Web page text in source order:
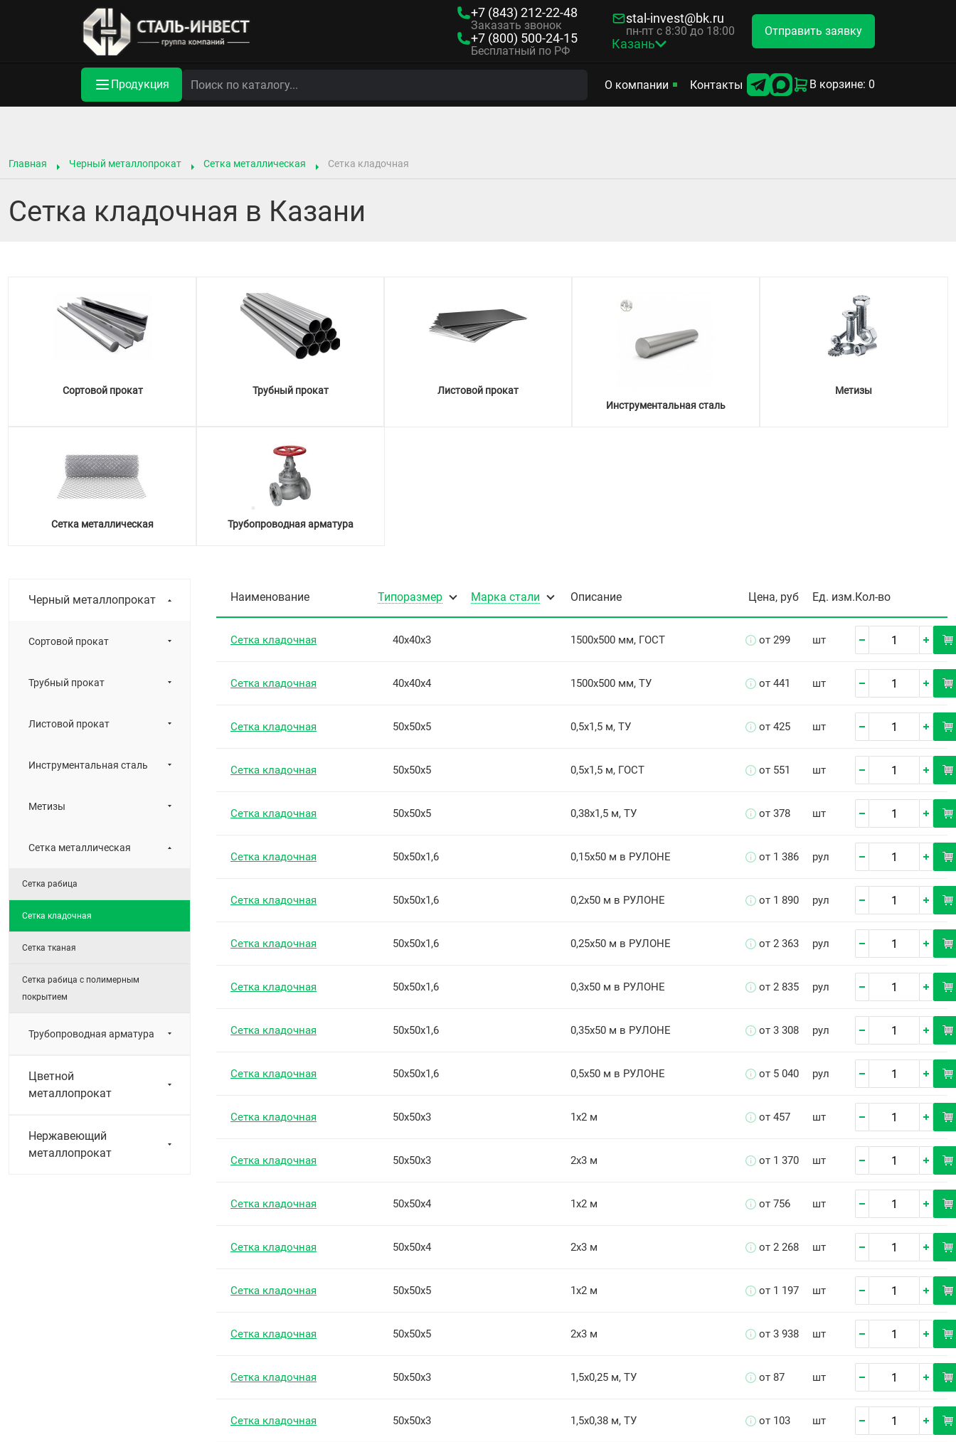
+7 (843) 212-22-48
Заказать звонок
+7 (800) 500-24-15
Бесплатный по РФ
stal-invest@bk.ru
пн-пт с 8:30 до 18:00
Казань
Отправить заявку
Продукция О компании Контакты В корзине: 0
Главная Черный металлопрокат Сетка металлическая Сетка кладочная
Сетка кладочная в Казани
Сортовой прокат Трубный прокат
Листовой прокат
Инструментальная сталь
Метизы
Сетка металлическая Трубопроводная арматура
Черный металлопрокат
Сортовой прокат
Трубный прокат
Листовой прокат
Инструментальная сталь
Метизы
Сетка металлическая
Сетка рабица
Сетка кладочная
Сетка тканая
Сетка рабица с полимерным
покрытием
Трубопроводная арматура
Цветной
металлопрокат
Нержавеющий
металлопрокат
Наименование Типоразмер Марка стали Описание Цена, руб Ед. изм. Кол-во
Сетка кладочная 40х40х3 1500х500 мм, ГОСТ от 299 шт
Сетка кладочная 40х40х4 1500х500 мм, ТУ от 441 шт
Сетка кладочная 50х50х5 0,5х1,5 м, ТУ от 425 шт
Сетка кладочная 50х50х5 0,5х1,5 м, ГОСТ от 551 шт
Сетка кладочная 50х50х5 0,38х1,5 м, ТУ от 378 шт
Сетка кладочная 50х50х1,6 0,15х50 м в РУЛОНЕ от 1 386 рул
Сетка кладочная 50х50х1,6 0,2х50 м в РУЛОНЕ от 1 890 рул
Сетка кладочная 50х50х1,6 0,25х50 м в РУЛОНЕ от 2 363 рул
Сетка кладочная 50х50х1,6 0,3х50 м в РУЛОНЕ от 2 835 рул
Сетка кладочная 50х50х1,6 0,35х50 м в РУЛОНЕ от 3 308 рул
Сетка кладочная 50х50х1,6 0,5х50 м в РУЛОНЕ от 5 040 рул
Сетка кладочная 50х50х3 1х2 м от 457 шт
Сетка кладочная 50х50х3 2х3 м от 1 370 шт
Сетка кладочная 50х50х4 1х2 м от 756 шт
Сетка кладочная 50х50х4 2х3 м от 2 268 шт
Сетка кладочная 50х50х5 1х2 м от 1 197 шт
Сетка кладочная 50х50х5 2х3 м от 3 938 шт
Сетка кладочная 50х50х3 1,5х0,25 м, ТУ от 87 шт
Сетка кладочная 50х50х3 1,5х0,38 м, ТУ от 103 шт